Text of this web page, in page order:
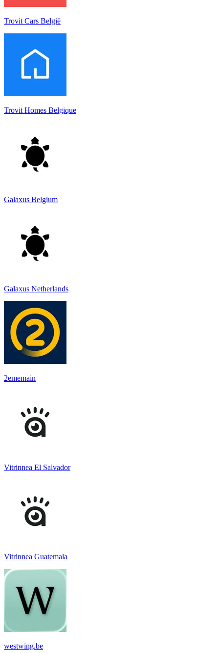
Trovit Cars België
Trovit Homes Belgique
Galaxus Belgium
Galaxus Netherlands
2ememain
Vitrinnea El Salvador
Vitrinnea Guatemala
westwing.be